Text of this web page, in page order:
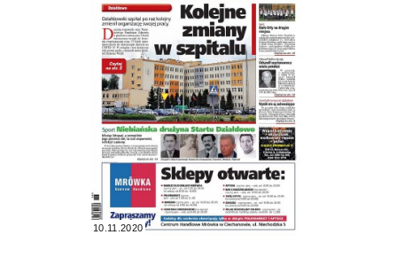
10.11.2020